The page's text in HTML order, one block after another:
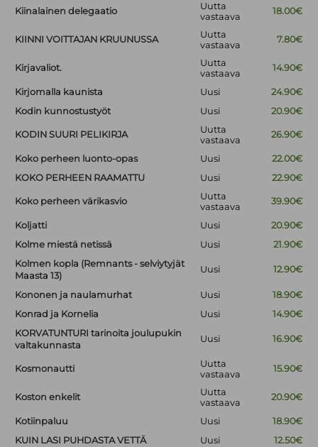
Kiinalainen delegaatio
Uutta
vastaava
18.00€
KIINNI VOITTAJAN KRUUNUSSA
Uutta
vastaava
7.80€
Kirjavaliot.
Uutta
vastaava
14.90€
Kirjomalla kaunista Uusi
24.90€
Kodin kunnostustyöt
Uusi 20.90€
KODIN SUURI PELIKIRJA
Uutta
vastaava
26.90€
Koko perheen luonto-opas Uusi
22.00€
KOKO PERHEEN RAAMATTU
Uusi 22.90€
Koko perheen värikasvio
Uutta
vastaava
39.90€
Koljatti Uusi
20.90€
Kolme miestä netissä
Uusi
21.90€
Kolmen kopla (Remnants - selviytyjät
Maasta 13)
Uusi 12.90€
Kononen ja naulamurhat Uusi
18.90€
Konrad ja Kornelia
Uusi
14.90€
KORVATUNTURI tarinoita joulupukin
valtakunnasta
Uusi 16.90€
Kosmonautti
Uutta
vastaava
15.90€
Koston enkelit
Uutta
vastaava
20.90€
Kotiinpaluu Uusi
18.90€
KUIN LASI PUHDASTA VETTÄ
Uusi
12.50€